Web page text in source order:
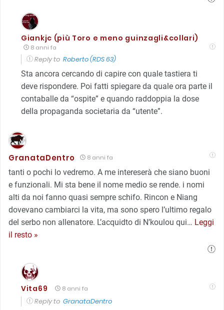
Giankjc (più Toro e meno guinzagli&collari)
8 anni fa
Reply to Roberto (RDS 63)
Sta ancora cercando di capire con quale tastiera ti
deve rispondere. Poi fatti spiegare da quale ora parte il
contaballe da “ospite” e quando raddoppia la dose
della propaganda societaria da “utente”.
GranataDentro 8 anni fa
tanti o pochi lo vedremo. A me intereserà che siano buoni
e funzionali. Mi sta bene il nome medio se rende. i nomi
alti da noi fanno quasi sempre schifo. Rincon e Niang
dovevano cambiarci la vita, ma sono spero l’ultimo regalo
del serbo non allenatore. L’acquidto di N’koulou qui… Leggi
il resto »
Vita69 8 anni fa
Reply to GranataDentro